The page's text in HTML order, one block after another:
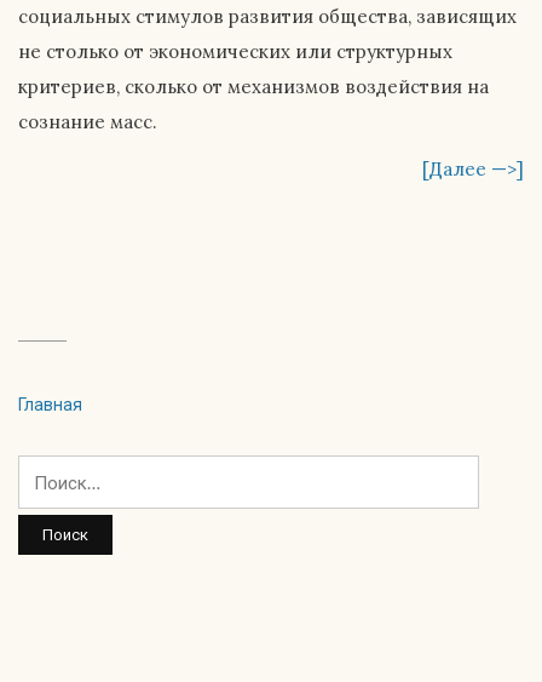
социальных стимулов развития общества, зависящих
не столько от экономических или структурных
критериев, сколько от механизмов воздействия на
сознание масс.
[Далее —>]
Главная